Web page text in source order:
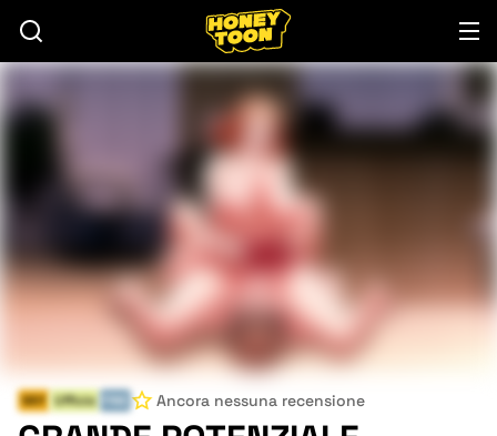
Milf Ufficio Ancora nessuna recensione